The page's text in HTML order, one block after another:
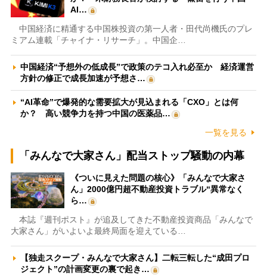
AI…
中国経済に精通する中国株投資の第一人者・田代尚機氏のプレ
ミアム連載「チャイナ・リサーチ」。中国企…
中国経済“予想外の低成長”で政策のテコ入れ必至か 経済運営
方針の修正で成長加速が予想さ…
“AI革命”で爆発的な需要拡大が見込まれる「CXO」とは何
か？ 高い競争力を持つ中国の医薬品…
一覧を見る
「みんなで大家さん」配当ストップ騒動の内幕
《ついに見えた問題の核心》「みんなで大家さ
ん」2000億円超不動産投資トラブル“異常なく
ら…
本誌『週刊ポスト』が追及してきた不動産投資商品「みんなで
大家さん」がいよいよ最終局面を迎えている…
【独走スクープ・みんなで大家さん】二転三転した“成田プロ
ジェクト”の計画変更の裏で起き…